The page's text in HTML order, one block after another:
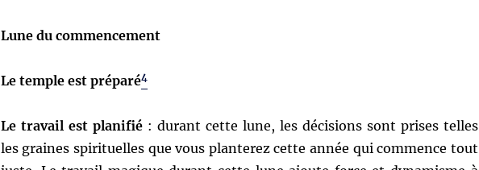
Lune du commencement
Le temple est préparé4
Le travail est planifié: durant cette lune, les décisions sont prises telles
les graines spirituelles que vous planterez cette année qui commence tout